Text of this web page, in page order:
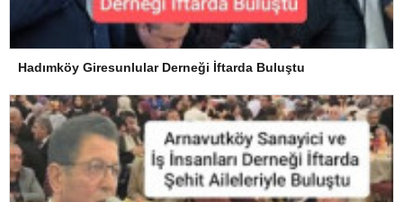
Hadımköy Giresunlular Derneği İftarda Buluştu